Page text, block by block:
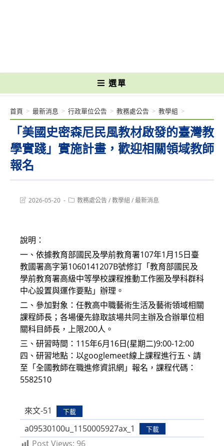
選單
「美國史密森尼民風教材啟發的臺灣教
學實踐」實施計畫，歡迎相關領域教師
報名
首頁 > 最新消息 > 行政單位公告 > 教務處公告 > 教學組 >
Post2026-05-20
Post教務處公告/教學組 /最新消息
說明：
一、依據教育部國民及學前教育署107年1月15日臺
教國署高字第1060141207B號修訂「教育部國民及
學前教育署高級中等學校課程推動工作圈及學科群科
中心設置與運作要點」辦理。
二、參加對象：任教高中職藝術生活及藝術領域相關
課程師長；各場優先錄取該場共同主辦及合辦單位相
關科目師長，上限200人。
三、研習時間：115年6月16日(星期二)9:00-12:00
四、研習地點：以googlemeet線上課程進行五、請
至「全國教師在職進修資訊網」報名，課程代碼：
5582510
來文-51 下載
a09530100u_1150005927ax_1 下載
Post Views: 96